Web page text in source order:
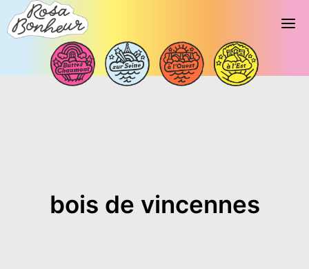
bois de vincennes